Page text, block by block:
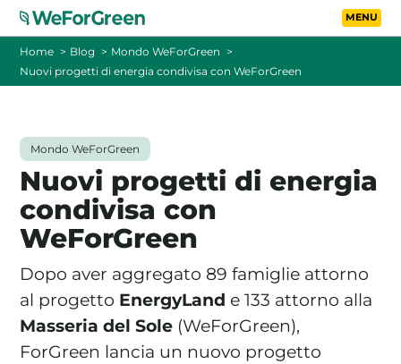
Vai al contenuto
TARIFFE
FOTOVOLTAICO A DISTANZA
FAQ
BLOG
CONTATTI
Home Blog
Mondo WeForGreen
Nuovi progetti di energia condivisa con WeForGreen
Mondo WeForGreen
Nuovi progetti di energia
condivisa con
WeForGreen
Dopo aver aggregato 89 famiglie attorno
al progetto EnergyLand e 133 attorno alla
Masseria del Sole (WeForGreen),
ForGreen lancia un nuovo progetto